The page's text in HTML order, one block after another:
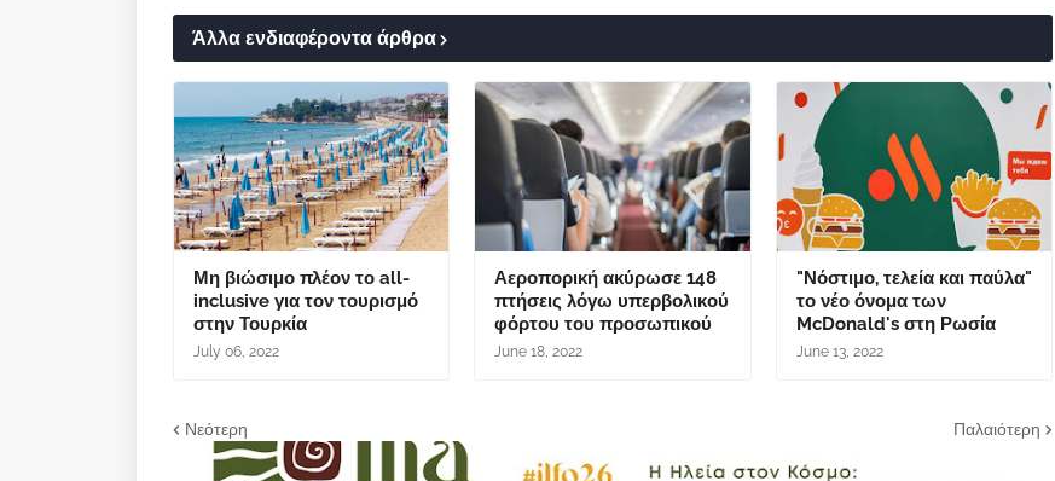
Άλλα ενδιαφέροντα άρθρα
Μη βιώσιμο πλέον το all-
inclusive για τον τουρισμό
στην Τουρκία
July 06, 2022
Αεροπορική ακύρωσε 148
πτήσεις λόγω υπερβολικού
φόρτου του προσωπικού
June 18, 2022
"Νόστιμο, τελεία και παύλα"
το νέο όνομα των
McDonald's στη Ρωσία
June 13, 2022
Νεότερη Παλαιότερη